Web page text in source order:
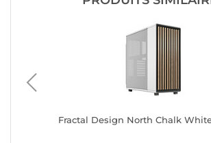
Fractal Design North Chalk